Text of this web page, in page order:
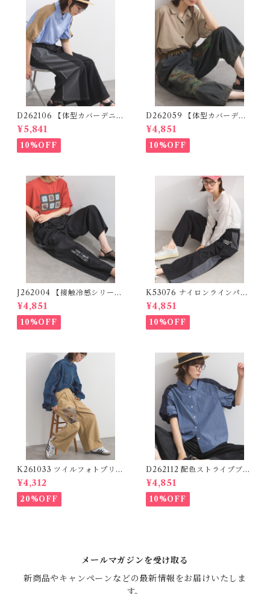
D262106 【体型カバーデニム
シリーズ】 デニム切替ワイド
パンツ / Denim Panel Wide
Pants
¥5,841
10%OFF
D262059 【体型カバーデニ
ムシリーズ】 パッチワークロ
ゴデニムパンツ / Patchwork
Logo Denim Pants
¥4,851
10%OFF
J262004 【接触冷感シリー
ズ】 ツイルワーク風ロゴパン
ツ / Cool Touch Twill Work
Logo Pants (残りわずか)
¥4,851
10%OFF
K53076 ナイロンラインパン
ツ / Nylon Line Pants (残り
わずか)
¥4,851
10%OFF
K261033 ツイルフォトプリン
トイージーテーパードパンツ /
Twill Photo Print Easy Tap
ered Pants
¥4,312
20%OFF
D262112 配色ストライプブラ
ウス / Color Block Stripe R
elaxed Blouse 【re-stock】
¥4,851
10%OFF
メールマガジンを受け取る
新商品やキャンペーンなどの最新情報をお届けいたしま
す。